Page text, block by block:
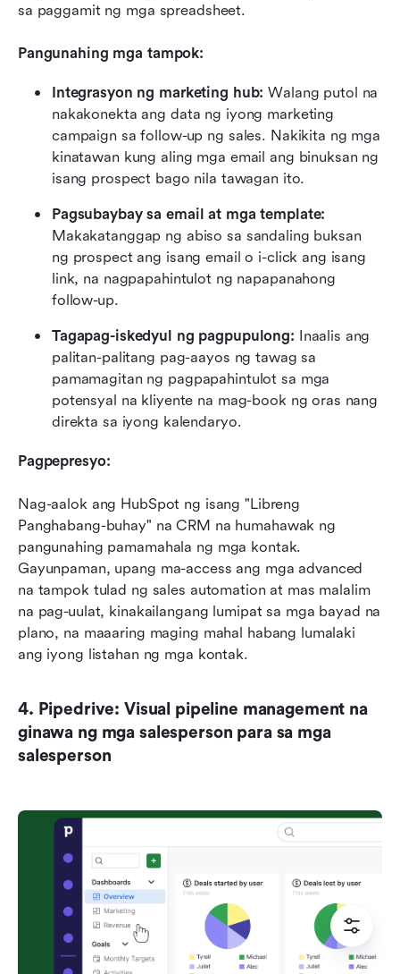
sa paggamit ng mga spreadsheet.
Pangunahing mga tampok:
Integrasyon ng marketing hub: Walang putol na
nakakonekta ang data ng iyong marketing
campaign sa follow-up ng sales. Nakikita ng mga
kinatawan kung aling mga email ang binuksan ng
isang prospect bago nila tawagan ito.
Pagsubaybay sa email at mga template:
Makakatanggap ng abiso sa sandaling buksan
ng prospect ang isang email o i-click ang isang
link, na nagpapahintulot ng napapanahong
follow-up.
Tagapag-iskedyul ng pagpupulong: Inaalis ang
palitan-palitang pag-aayos ng tawag sa
pamamagitan ng pagpapahintulot sa mga
potensyal na kliyente na mag-book ng oras nang
direkta sa iyong kalendaryo.
Pagpepresyo:
Nag-aalok ang HubSpot ng isang "Libreng
Panghabang-buhay" na CRM na humahawak ng
pangunahing pamamahala ng mga kontak.
Gayunpaman, upang ma-access ang mga advanced
na tampok tulad ng sales automation at mas malalim
na pag-uulat, kinakailangang lumipat sa mga bayad na
plano, na maaaring maging mahal habang lumalaki
ang iyong listahan ng mga kontak.
4. Pipedrive: Visual pipeline management na
ginawa ng mga salesperson para sa mga
salesperson